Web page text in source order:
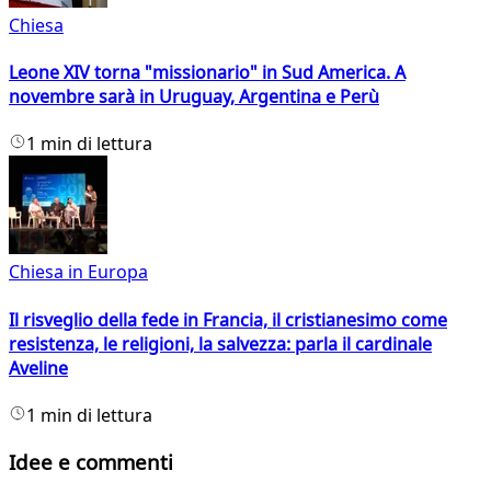
Chiesa
Leone XIV torna "missionario" in Sud America. A
novembre sarà in Uruguay, Argentina e Perù
1 min di lettura
Chiesa in Europa
Il risveglio della fede in Francia, il cristianesimo come
resistenza, le religioni, la salvezza: parla il cardinale
Aveline
1 min di lettura
Idee e commenti